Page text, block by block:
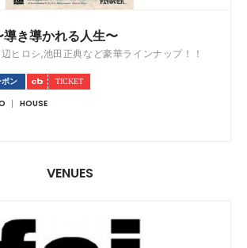
き導かれる人生〜
ヒロシ,池田正典など豪華ラインナップ！！
ポン
HOUSE
VENUES